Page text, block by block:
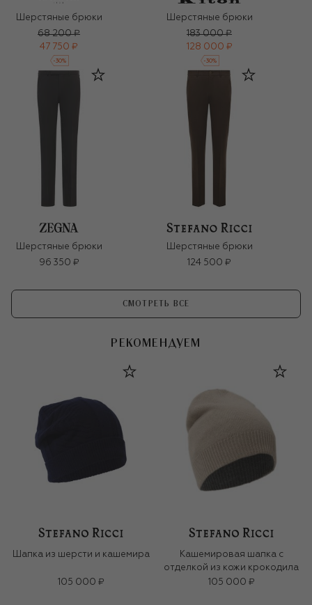
Шерстяные брюки
68 200 ₽
47 750 ₽
-30%
Шерстяные брюки
183 000 ₽
128 000 ₽
-30%
Шерстяные брюки
96 350 ₽
Шерстяные брюки
124 500 ₽
СМОТРЕТЬ ВСЕ
РЕКОМЕНДУЕМ
Шапка из шерсти и кашемира
105 000 ₽
Кашемировая шапка с
отделкой из кожи крокодила
105 000 ₽